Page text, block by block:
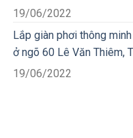
19/06/2022
Lắp giàn phơi thông
ở ngõ 60 Lê Văn Thiêm,
19/06/2022